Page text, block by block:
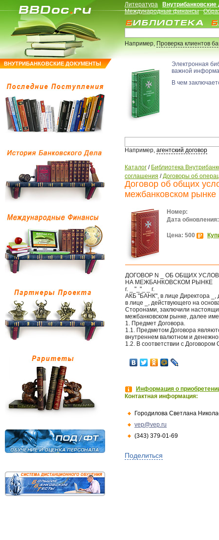
ВНУТРИБАНКОВСКИЕ ДОКУМЕНТЫ
Литература
Международные финансы
Например,Проверка клиентов
Электронная
важной
В чем
Например, агентский договор
Каталог / Библиотека
соглашения /Договоры об
Договор об общих
межбанковском рынке
Номер:
Дата обновления:
Цена: 500
ДОГОВОР N _ ОБ ОБЩИХ
НА МЕЖБАНКОВСКОМ РЫНКЕ
г. _ "_"_ _ г.
АКБ "БАНК", в лице Директора _,
в лице _, действующего на
Сторонами, заключили
межбанковском рынке, далее
1. Предмет Договора.
1.1. Предметом Договора
внутреннем валютном и
1.2. В соответствии с
Информация о
Контактная информация:
Городилова Светлана
vep@vep.ru
(343) 379-01-69
Поделиться